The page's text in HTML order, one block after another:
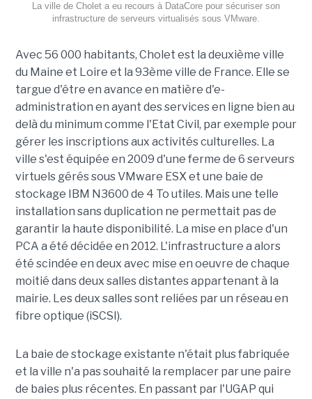
La ville de Cholet a eu recours à DataCore pour sécuriser son
infrastructure de serveurs virtualisés sous VMware.
Avec 56 000 habitants, Cholet est la deuxième ville
du Maine et Loire et la 93ème ville de France. Elle se
targue d'être en avance en matière d'e-
administration en ayant des services en ligne bien au
delà du minimum comme l'Etat Civil, par exemple pour
gérer les inscriptions aux activités culturelles. La
ville s'est équipée en 2009 d'une ferme de 6 serveurs
virtuels gérés sous VMware ESX et une baie de
stockage IBM N3600 de 4 To utiles. Mais une telle
installation sans duplication ne permettait pas de
garantir la haute disponibilité. La mise en place d'un
PCA a été décidée en 2012. L'infrastructure a alors
été scindée en deux avec mise en oeuvre de chaque
moitié dans deux salles distantes appartenant à la
mairie. Les deux salles sont reliées par un réseau en
fibre optique (iSCSI).
La baie de stockage existante n'était plus fabriquée
et la ville n'a pas souhaité la remplacer par une paire
de baies plus récentes. En passant par l'UGAP qui